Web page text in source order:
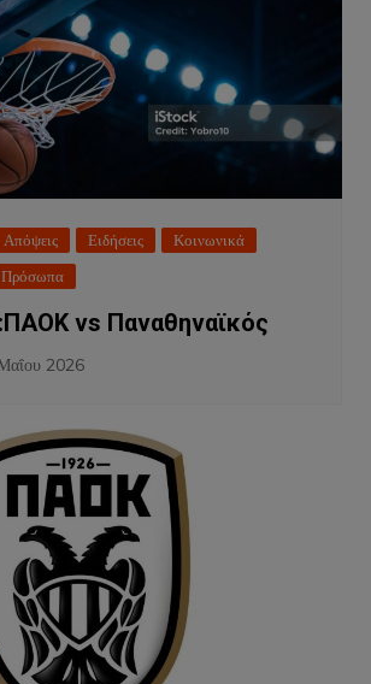
Απόψεις Ειδήσεις
Κοινωνικά
Πρόσωπα
vs Παναθηναϊκός
2026